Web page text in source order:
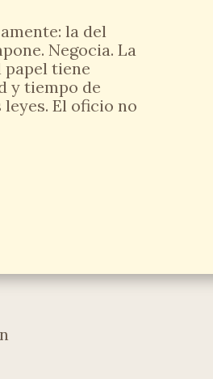
la del
Negocia. La
tiene
y tiempo de
El oficio no